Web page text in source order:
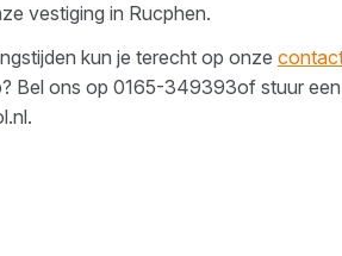
vestiging in Rucphen.
kun je terecht op onze
Bel ons op 0165-349393of stuur
.